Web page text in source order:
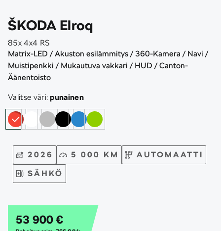
ŠKODA Elroq
85x 4x4 RS
Matrix-LED / Akuston esilämmitys / 360-Kamera / Navi /
Muistipenkki / Mukautuva vakkari / HUD / Canton-
Äänentoisto
Valitse väri:punainen
53 900 €
2026 5 000 KM
AUTOMAATTI
SÄHKÖ